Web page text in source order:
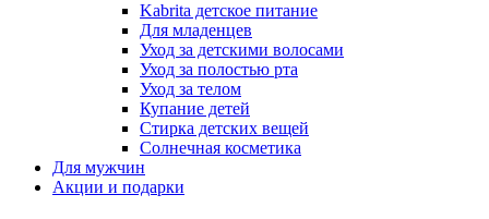
Kabrita детское питание
Для младенцев
Уход за детскими волосами
Уход за полостью рта
Уход за телом
Купание детей
Стирка детских вещей
Солнечная косметика
Для мужчин
Акции и подарки